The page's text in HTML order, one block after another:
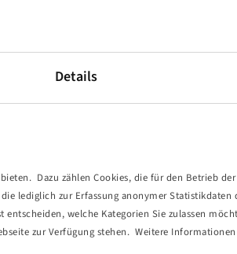
Details
Dazu zählen Cookies, die für den Betrieb
lediglich zur Erfassung anonymer
welche Kategorien Sie zulassen
zur Verfügung stehen. Weitere
TR 13